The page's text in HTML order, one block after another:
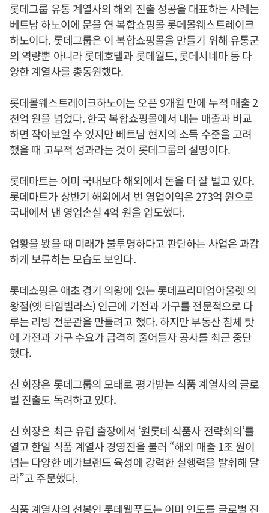
롯데그룹 유통 계열사의 해외 진출 성공을 대표하는 사례는
베트남 하노이에 문을 연 복합쇼핑몰 롯데몰웨스트레이크
하노이다. 롯데그룹은 이 복합쇼핑몰을 만들기 위해 유통군
의 역량뿐 아니라 롯데호텔과 롯데월드, 롯데시네마 등 다
양한 계열사를 총동원했다.
롯데몰웨스트레이크하노이는 오픈 9개월 만에 누적 매출 2
천억 원을 넘었다. 한국 복합쇼핑몰에서 내는 매출과 비교
하면 작아보일 수 있지만 베트남 현지의 소득 수준을 고려
했을 때 고무적 성과라는 것이 롯데그룹의 설명이다.
롯데마트는 이미 국내보다 해외에서 돈을 더 잘 벌고 있다.
롯데마트가 상반기 해외에서 번 영업이익은 273억 원으로
국내에서 낸 영업손실 4억 원을 압도했다.
업황을 봤을 때 미래가 불투명하다고 판단하는 사업은 과감
하게 보류하는 모습도 보인다.
롯데쇼핑은 애초 경기 의왕에 있는 롯데프리미엄아울렛 의
왕점(옛 타임빌라스) 인근에 가전과 가구를 전문적으로 다
루는 리빙 전문관을 만들려고 했다. 하지만 부동산 침체 탓
에 가전과 가구 수요가 급격히 줄어들자 공사를 최근 중단
했다.
신 회장은 롯데그룹의 모태로 평가받는 식품 계열사의 글로
벌 진출도 독려하고 있다.
신 회장은 최근 유럽 출장에서 ‘원롯데 식품사 전략회의’를
열고 한일 식품 계열사 경영진을 불러 “해외 매출 1조 원이
넘는 다양한 메가브랜드 육성에 강력한 실행력을 발휘해 달
라”고 주문했다.
식품 계열사의 선봉인 롯데웰푸드는 이미 인도를 글로벌 진